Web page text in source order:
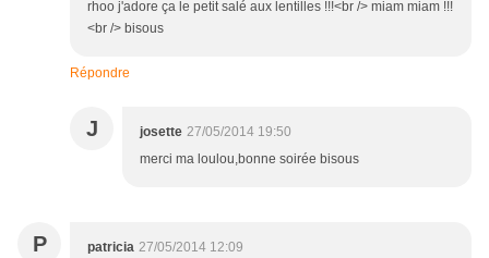
rhoo j'adore ça le petit salé aux lentilles !!!<br /> miam miam !!!
<br /> bisous
Répondre
J josette 27/05/2014 19:50
merci ma loulou,bonne soirée bisous
P patricia 27/05/2014 12:09